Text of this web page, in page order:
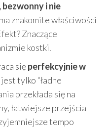
i nie
znakomite właściwości
Znaczące
kostki.
sięperfekcyjnie w
tylko “ładne
przekłada się na
łatwiejsze przejścia
tempo